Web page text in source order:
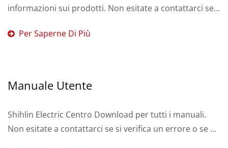
informazioni sui prodotti. Non esitate a contattarci se
Per Saperne Di Più
Manuale Utente
Shihlin Electric Centro Download per tutti i manuali.
Non esitate a contattarci se si verifica un errore o se è